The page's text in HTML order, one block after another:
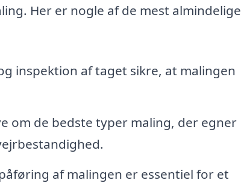
Her er nogle af de mest almindelige
inspektion af taget sikre, at malingen
om de bedste typer maling, der egner
af malingen er essentiel for et